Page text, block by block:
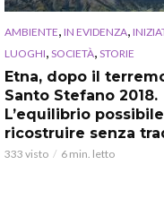
AMBIENTE, IN EVIDENZA,
LUOGHI, SOCIETÀ, STORIE
Etna, dopo il
Santo Stefano 2018.
L’equilibrio
ricostruire senza
333 visto 6 min. letto